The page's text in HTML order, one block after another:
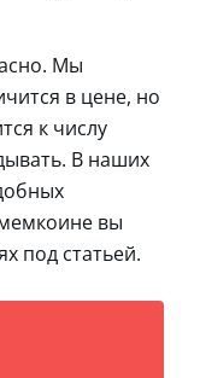
Мы
в цене, но
к числу
В наших
вы
под статьей.